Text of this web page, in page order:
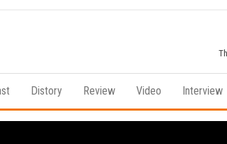
Distory Review Video Interview